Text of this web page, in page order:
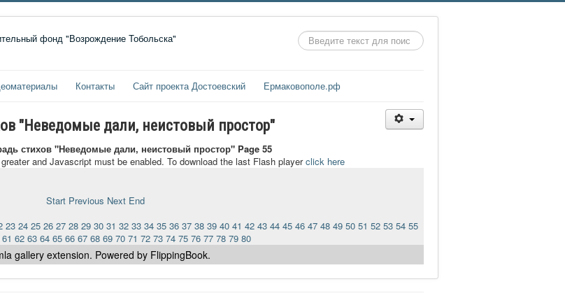
Искать...
Контакты Сайт проекта Достоевский Ермаковополе.рф
"Неведомые дали, неистовый простор"
стихов "Неведомые дали, неистовый простор" Page 55
and Javascript must be enabled. To download the last Flash playerclick here
Start Previous Next End
23 24 25 26 27 28 29 30 31 32 33 34 35 36 37 38 39 40 41 42 43 44 45 46 47 48 49 50 51 52 53 54 55
61 62 63 64 65 66 67 68 69 70 71 72 73 74 75 76 77 78 79 80
galleryextension. Powered by FlippingBook.